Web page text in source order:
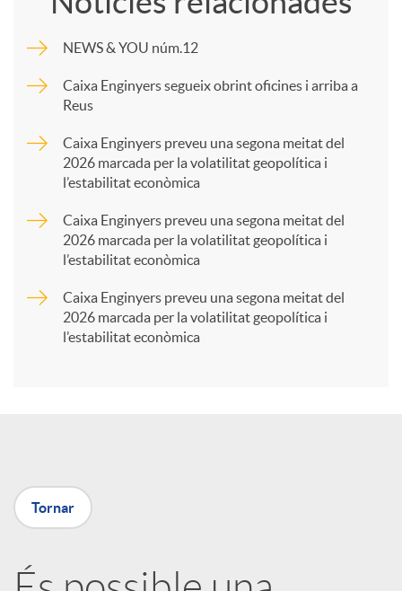
m
p
a
X
NEWS & YOU núm.12
Caixa Enginyers segueix obrint oficines i arriba a
Reus
Caixa Enginyers preveu una segona meitat del
2026 marcada per la volatilitat geopolítica i
l’estabilitat econòmica
Caixa Enginyers preveu una segona meitat del
2026 marcada per la volatilitat geopolítica i
l’estabilitat econòmica
Caixa Enginyers preveu una segona meitat del
2026 marcada per la volatilitat geopolítica i
l’estabilitat econòmica
Tornar